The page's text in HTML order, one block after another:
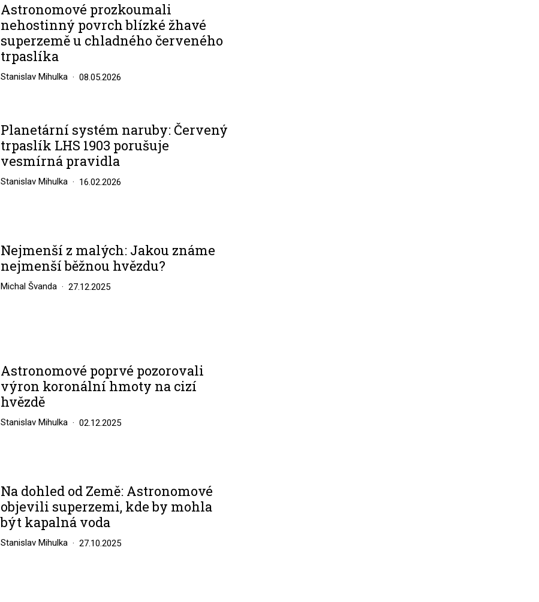
Astronomové prozkoumali
nehostinný povrch blízké žhavé
superzemě u chladného červeného
trpaslíka
Stanislav Mihulka 08.05.2026
Planetární systém naruby: Červený
trpaslík LHS 1903 porušuje
vesmírná pravidla
Stanislav Mihulka 16.02.2026
Nejmenší z malých: Jakou známe
nejmenší běžnou hvězdu?
Michal Švanda 27.12.2025
Astronomové poprvé pozorovali
výron koronální hmoty na cizí
hvězdě
Stanislav Mihulka 02.12.2025
Na dohled od Země: Astronomové
objevili superzemi, kde by mohla
být kapalná voda
Stanislav Mihulka 27.10.2025